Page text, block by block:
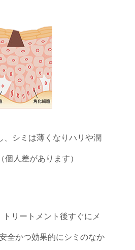
、シミは薄くなりハリや潤
個人差があります）
リートメント後すぐにメ
全かつ効果的にシミのなか